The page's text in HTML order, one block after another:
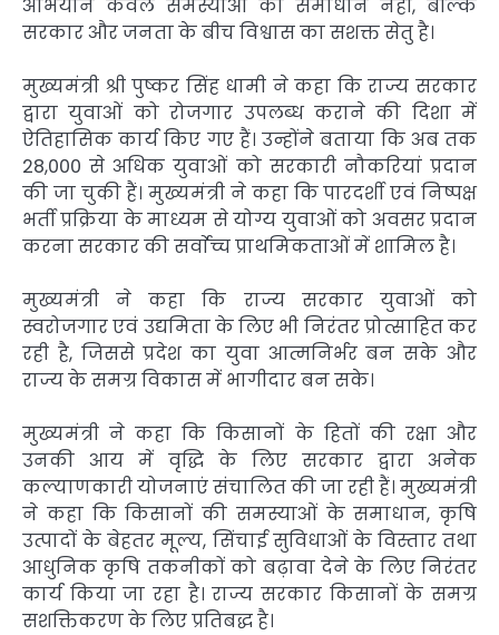
अभियान केवल समस्याओं का समाधान नहीं, बल्कि
सरकार और जनता के बीच विश्वास का सशक्त सेतु है।
मुख्यमंत्री श्री पुष्कर सिंह धामी ने कहा कि राज्य सरकार
द्वारा युवाओं को रोजगार उपलब्ध कराने की दिशा में
ऐतिहासिक कार्य किए गए हैं। उन्होंने बताया कि अब तक
28,000 से अधिक युवाओं को सरकारी नौकरियां प्रदान
की जा चुकी हैं। मुख्यमंत्री ने कहा कि पारदर्शी एवं निष्पक्ष
भर्ती प्रक्रिया के माध्यम से योग्य युवाओं को अवसर प्रदान
करना सरकार की सर्वाेच्च प्राथमिकताओं में शामिल है।
मुख्यमंत्री ने कहा कि राज्य सरकार युवाओं को
स्वरोजगार एवं उद्यमिता के लिए भी निरंतर प्रोत्साहित कर
रही है, जिससे प्रदेश का युवा आत्मनिर्भर बन सके और
राज्य के समग्र विकास में भागीदार बन सके।
मुख्यमंत्री ने कहा कि किसानों के हितों की रक्षा और
उनकी आय में वृद्धि के लिए सरकार द्वारा अनेक
कल्याणकारी योजनाएं संचालित की जा रही हैं। मुख्यमंत्री
ने कहा कि किसानों की समस्याओं के समाधान, कृषि
उत्पादों के बेहतर मूल्य, सिंचाई सुविधाओं के विस्तार तथा
आधुनिक कृषि तकनीकों को बढ़ावा देने के लिए निरंतर
कार्य किया जा रहा है। राज्य सरकार किसानों के समग्र
सशक्तिकरण के लिए प्रतिबद्ध है।